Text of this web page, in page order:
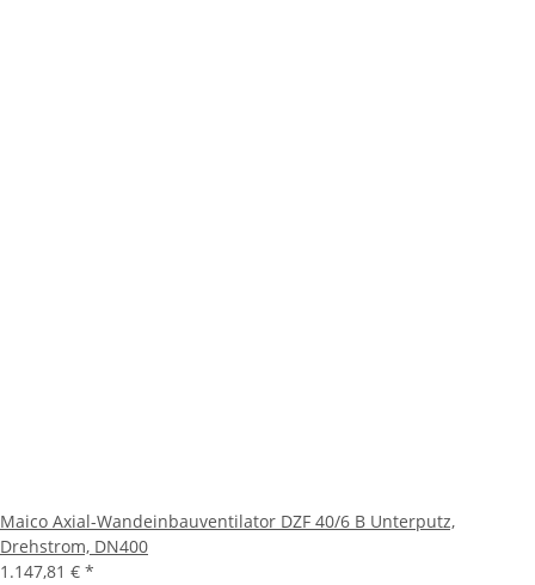
Maico Axial-Wandeinbauventilator DZF 40/6 B Unterputz,
Drehstrom, DN400
1.147,81 € *